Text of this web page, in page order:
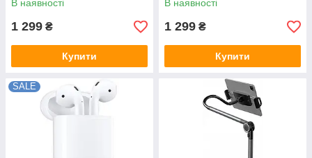
В наявності
1 299 ₴
Купити
В наявності
1 299 ₴
Купити
SALE